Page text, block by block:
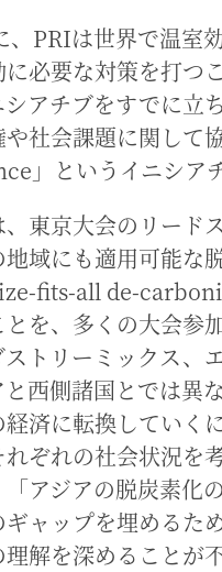
、PRIは世界で温室
に必要な対策を打
シアチブをすでに立
社会課題に関して
」というイニシア
東京大会のリード
地域にも適用可能な
fits-all de-
とを、多くの大会参
ストリーミックス
と西側諸国とでは異
済に転換していく
ぞれの社会状況を
「アジアの脱炭素化
ャップを埋めるた
解を深めることが